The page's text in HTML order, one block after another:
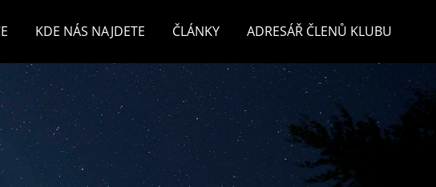
KDE NÁS NAJDETE ČLÁNKY ADRESÁŘ ČLENŮ KLUBU